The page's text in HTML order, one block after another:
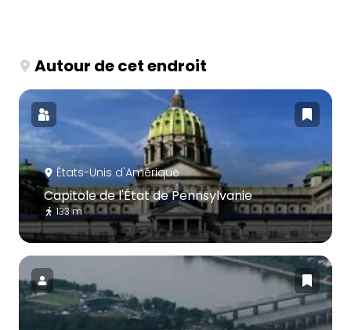
Autour de cet endroit
États-Unis d'Amérique
Capitole de l'État de Pennsylvanie
133 m